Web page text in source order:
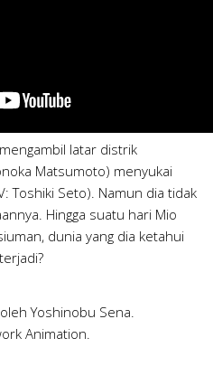
latar distrik
Matsumoto) menyukai
Toshiki Seto). Namun dia tidak
Hingga suatu hari Mio
dunia yang dia ketahui
Yoshinobu Sena.
Animation.